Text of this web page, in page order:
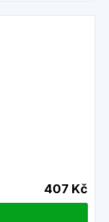
407 Kč